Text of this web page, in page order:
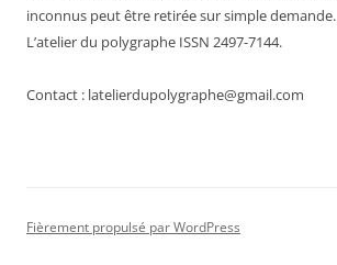
inconnus peut être retirée sur simple demande.
L’atelier du polygraphe ISSN 2497-7144.
Contact : latelierdupolygraphe@gmail.com
Fièrement propulsé par WordPress